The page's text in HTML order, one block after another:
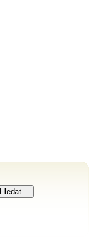
Hledat